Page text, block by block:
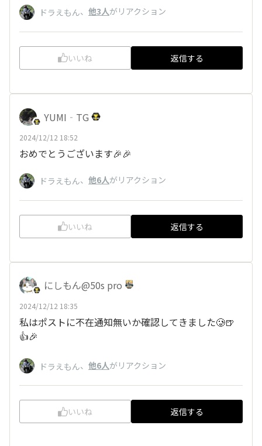
ドラえもん、 他3人がリアクション
いいね 返信する
YUMI‐TG
2024/12/12 18:52
おめでとうございます🎉🎉
ドラえもん、 他6人がリアクション
いいね 返信する
にしもん@50s pro
2024/12/12 18:35
私はポストに不在通知無いか確認してきました🥲🍺
👍🎉
ドラえもん、 他6人がリアクション
いいね 返信する